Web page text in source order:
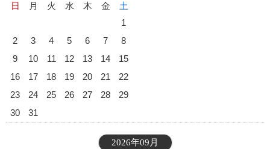
日 月 火 水 木 金
土
1
2
3 4 5 6 7
8
9
10 11 12 13 14
15
16
17 18 19 20 21
22
23
24 25 26 27 28
29
30
31
2026年09月